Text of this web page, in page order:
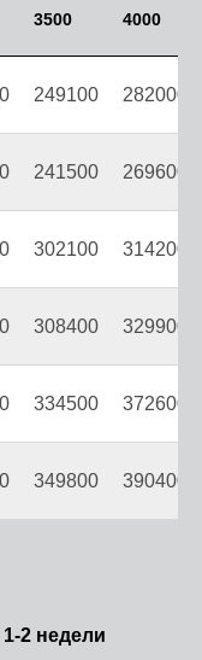
3500 4000
249100 282000
241500 269600
302100 314200
308400 329900
334500 372600
349800 390400
2 недели